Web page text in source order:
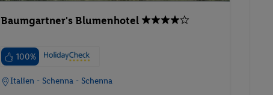
Baumgartner's Blumenhotel
100%
Italien - Schenna - Schenna